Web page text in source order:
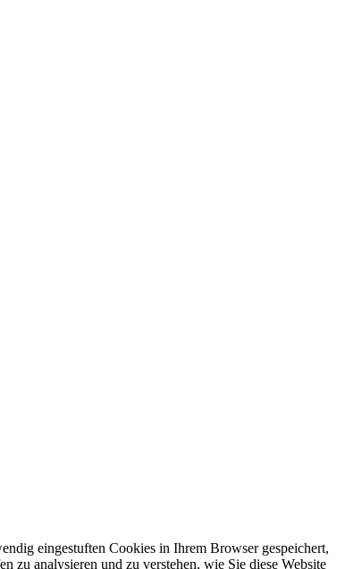
eingestuften Cookies in Ihrem Browser gespeichert,
zu analysieren und zu verstehen, wie Sie diese Website